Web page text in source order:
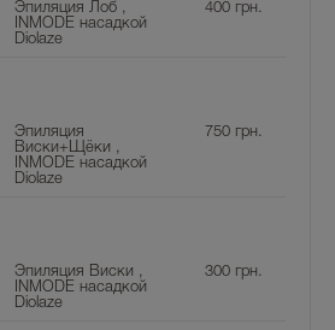
Эпиляция Лоб ,
INMODE насадкой
Diolaze
400грн.
Эпиляция
Виски+Щёки ,
INMODE насадкой
Diolaze
750грн.
Эпиляция Виски ,
INMODE насадкой
Diolaze
300грн.